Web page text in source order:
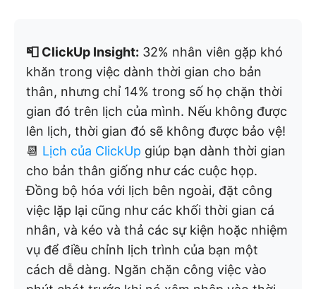
📮 ClickUp Insight: 32% nhân viên gặp khó
khăn trong việc dành thời gian cho bản
thân, nhưng chỉ 14% trong số họ chặn thời
gian đó trên lịch của mình. Nếu không được
lên lịch, thời gian đó sẽ không được bảo vệ!
📆 Lịch của ClickUp giúp bạn dành thời gian
cho bản thân giống như các cuộc họp.
Đồng bộ hóa với lịch bên ngoài, đặt công
việc lặp lại cũng như các khối thời gian cá
nhân, và kéo và thả các sự kiện hoặc nhiệm
vụ để điều chỉnh lịch trình của bạn một
cách dễ dàng. Ngăn chặn công việc vào